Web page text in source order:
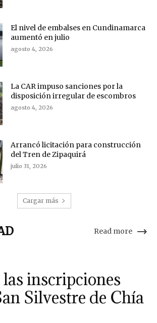
El nivel de embalses en Cundinamarca
aumentó en julio
agosto 4, 2026
La CAR impuso sanciones por la
disposición irregular de escombros
agosto 4, 2026
Arrancó licitación para construcción
del Tren de Zipaquirá
julio 31, 2026
Cargar más
Read more
inscripciones
Silvestre de Chía